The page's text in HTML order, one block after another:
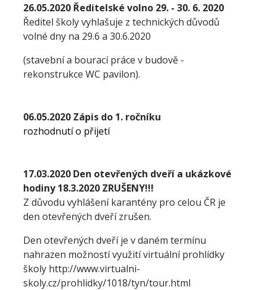
26.05.2020 Ředitelské volno 29. - 30. 6. 2020
Ředitel školy vyhlašuje z technických důvodů
volné dny na 29.6 a 30.6.2020
(stavební a bourací práce v budově -
rekonstrukce WC pavilon).
06.05.2020 Zápis do 1. ročníku
rozhodnutí o přijetí
17.03.2020 Den otevřených dveří a ukázkové
hodiny 18.3.2020 ZRUŠENY!!!
Z důvodu vyhlášení karantény pro celou ČR je
den otevřených dveří zrušen.
Den otevřených dveří je v daném termínu
nahrazen možností využití virtuální prohlídky
školy http://www.virtualni-
skoly.cz/prohlidky/1018/tyn/tour.html